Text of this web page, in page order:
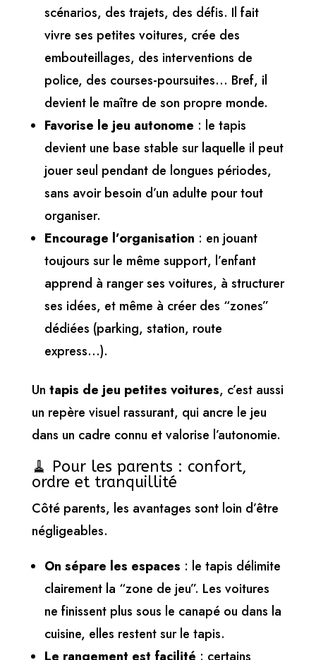
scénarios, des trajets, des défis. Il fait
vivre ses petites voitures, crée des
embouteillages, des interventions de
police, des courses-poursuites… Bref, il
devient le maître de son propre monde.
Favorise le jeu autonome : le tapis
devient une base stable sur laquelle il peut
jouer seul pendant de longues périodes,
sans avoir besoin d’un adulte pour tout
organiser.
Encourage l’organisation : en jouant
toujours sur le même support, l’enfant
apprend à ranger ses voitures, à structurer
ses idées, et même à créer des “zones”
dédiées (parking, station, route
express…).
Un tapis de jeu petites voitures, c’est aussi
un repère visuel rassurant, qui ancre le jeu
dans un cadre connu et valorise l’autonomie.
🧹 Pour les parents : confort,
ordre et tranquillité
Côté parents, les avantages sont loin d’être
négligeables.
On sépare les espaces : le tapis délimite
clairement la “zone de jeu”. Les voitures
ne finissent plus sous le canapé ou dans la
cuisine, elles restent sur le tapis.
Le rangement est facilité : certains